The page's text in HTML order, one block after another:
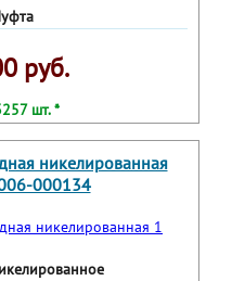
руб.
шт. *
никелированная
000134